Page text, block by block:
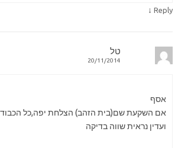
Reply
↓
טל
20/11/2014
אסף
אם השקעת שם(בית הזהב) הצלחת יפה,כל הכבוד
ועדין נראית שווה בדיקה